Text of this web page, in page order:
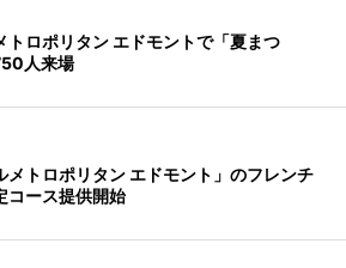
トロポリタン エドモントで「夏まつ
人来場
メトロポリタン エドモント」のフレンチ
コース提供開始